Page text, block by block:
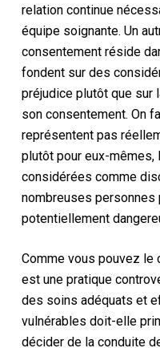
relation continue
équipe soignante. Un
consentement réside
fondent sur des
préjudice plutôt que sur
son consentement. On
représentent pas
plutôt pour eux-mêmes,
considérées comme
nombreuses personnes
potentiellement
Comme vous pouvez le
est une pratique
des soins adéquats et
vulnérables doit-elle
décider de la conduite